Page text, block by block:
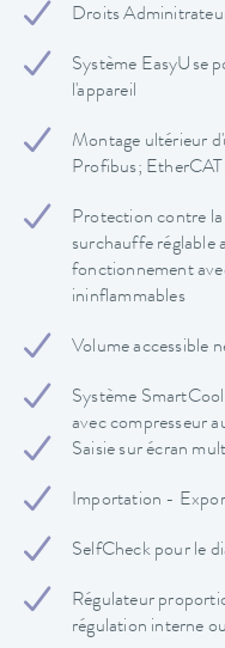
Droits
Système EasyUse
l'appareil
Montage ultérieur
Profibus;
Protection contre la
surchauffe réglable
fonctionnement
ininflammables
Volume accessible
Système
avec compresseur
Saisie sur écran
Importation -
SelfCheck pour le
Régulateur
régulation interne